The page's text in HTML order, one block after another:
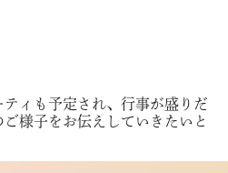
ィも予定され、行事が盛りだ
様子をお伝えしていきたいと